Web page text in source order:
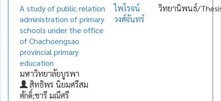
A study of public relation
administration of primary
schools under the office
of Chachoengsao
provincial primary
education
มหาวิทยาลัยบูรพา
สิทธิพร นิยมศรีสม
ศักดิ์;ชารี มณีศรี
ไพโรจน์
วงศ์จันทร์
วิทยานิพนธ์/